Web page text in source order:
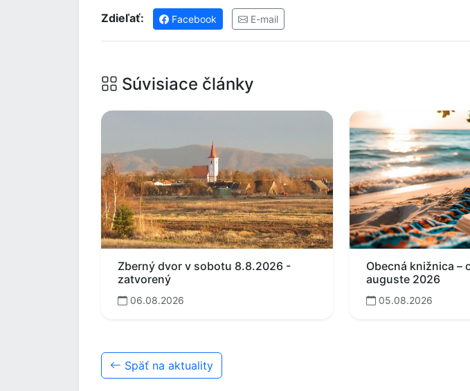
Zdieľať: Facebook E-mail
Súvisiace články
Zberný dvor v sobotu 8.8.2026 -
zatvorený
06.08.2026
Obecná knižnica –
auguste 2026
05.08.2026
Späť na aktuality